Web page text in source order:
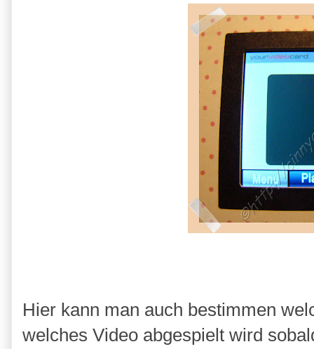
Hier kann man auch bestimmen
welches Video abgespielt wird